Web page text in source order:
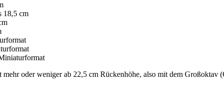
18,5 cm
mehr oder weniger ab 22,5 cm Rückenhöhe, also mit dem Großoktav